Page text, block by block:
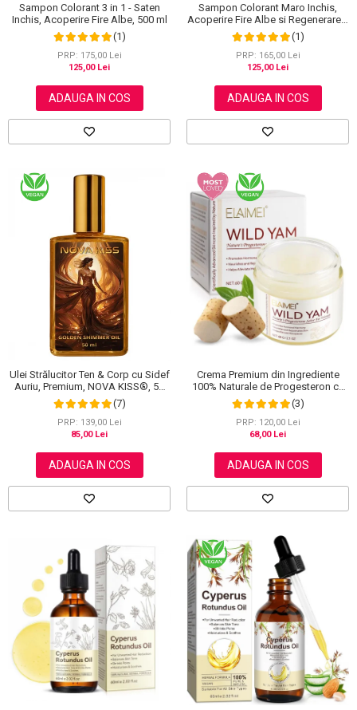
Sampon Colorant 3 in 1 - Saten
Inchis, Acoperire Fire Albe, 500 ml
(1)
PRP: 175,00 Lei
125,00 Lei
ADAUGA IN COS
Sampon Colorant Maro Inchis,
Acoperire Fire Albe si Regenerare 3
in 1, #5 Dark Coffee, 500 ml
(1)
PRP: 165,00 Lei
125,00 Lei
ADAUGA IN COS
Ulei Strălucitor Ten & Corp cu Sidef
Auriu, Premium, NOVA KISS®, 50
ml
(7)
PRP: 139,00 Lei
85,00 Lei
ADAUGA IN COS
Crema Premium din Ingrediente
100% Naturale de Progesteron ce
amelioreaza Menstruatia sau
Menopauza, Elaimei 60 g
(3)
PRP: 120,00 Lei
68,00 Lei
ADAUGA IN COS